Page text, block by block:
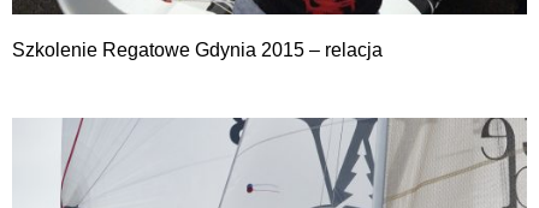
Szkolenie Regatowe Gdynia 2015 – relacja